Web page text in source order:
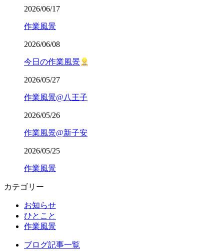
2026/06/17
作業風景
2026/06/08
今日の作業風景
2026/05/27
作業風景@八王子
2026/05/26
作業風景@新子安
2026/05/25
作業風景
カテゴリー
お知らせ
ひとこと
作業風景
ブログ記事一覧